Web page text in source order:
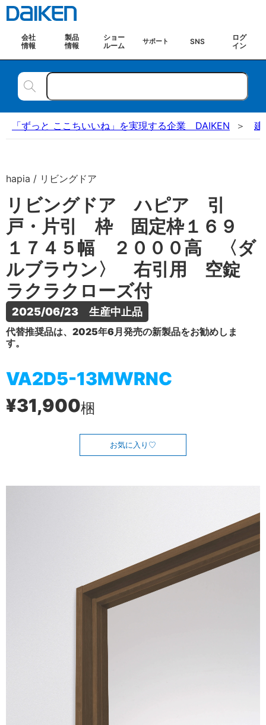
会社
情報
製品
情報
ショー
ルーム
サポート SNS
ログ
イン
「ずっと ここちいいね」を実現する企業 DAIKEN 建
hapia / リビングドア
リビングドア ハピア 引
戸・片引 枠 固定枠１６９
１７４５幅 ２０００高 〈ダ
ルブラウン〉 右引用 空錠
ラクラクローズ付
2025/06/23　生産中止品
代替推奨品は、2025年6月発売の新製品をお勧めしま
す。
VA2D5-13MWRNC
¥31,900梱
お気に入り